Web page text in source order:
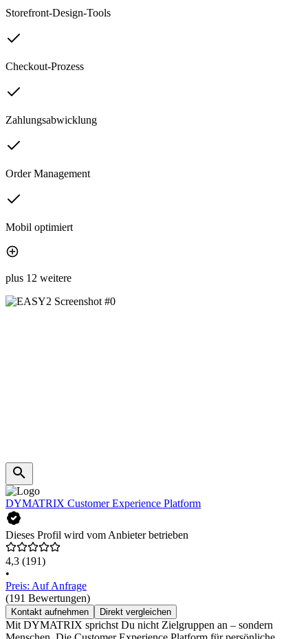
Storefront-Design-Tools
Checkout-Prozess
Zahlungsabwicklung
Order Management
Mobil optimiert
plus 12 weitere
DYMATRIX Customer Experience Platform
Dieses Profil wird vom Anbieter betrieben
4,3 (191)
•
Preis: Auf Anfrage
(191 Bewertungen)
Kontakt aufnehmen Direkt vergleichen
Mit DYMATRIX sprichst Du nicht Zielgruppen an – sondern